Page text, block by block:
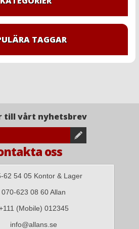
TAGGAR
till vårt nyhetsbrev
oss
62 54 05 Kontor & Lager
070-623 08 60 Allan
(Mobile) 012345
info@allans.se